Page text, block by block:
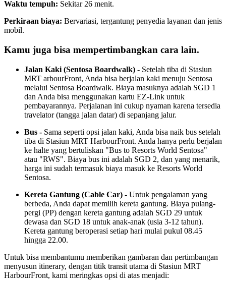
Waktu tempuh: Sekitar 26 menit.
Perkiraan biaya: Bervariasi, tergantung penyedia layanan dan jenis
mobil.
Kamu juga bisa mempertimbangkan cara lain.
Jalan Kaki (Sentosa Boardwalk) - Setelah tiba di Stasiun
MRT arbourFront, Anda bisa berjalan kaki menuju Sentosa
melalui Sentosa Boardwalk. Biaya masuknya adalah SGD 1
dan Anda bisa menggunakan kartu EZ-Link untuk
pembayarannya. Perjalanan ini cukup nyaman karena tersedia
travelator (tangga jalan datar) di sepanjang jalur.
Bus - Sama seperti opsi jalan kaki, Anda bisa naik bus setelah
tiba di Stasiun MRT HarbourFront. Anda hanya perlu berjalan
ke halte yang bertuliskan "Bus to Resorts World Sentosa"
atau "RWS". Biaya bus ini adalah SGD 2, dan yang menarik,
harga ini sudah termasuk biaya masuk ke Resorts World
Sentosa.
Kereta Gantung (Cable Car) - Untuk pengalaman yang
berbeda, Anda dapat memilih kereta gantung. Biaya pulang-
pergi (PP) dengan kereta gantung adalah SGD 29 untuk
dewasa dan SGD 18 untuk anak-anak (usia 3-12 tahun).
Kereta gantung beroperasi setiap hari mulai pukul 08.45
hingga 22.00.
Untuk bisa membantumu memberikan gambaran dan pertimbangan
menyusun itinerary, dengan titik transit utama di Stasiun MRT
HarbourFront, kami meringkas opsi di atas menjadi: